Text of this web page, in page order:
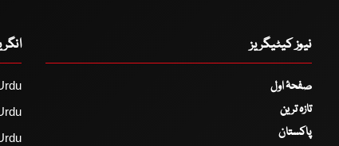
نیوز کیٹیگریز
صفحۂ اول
تازہ ترین
پاکستان